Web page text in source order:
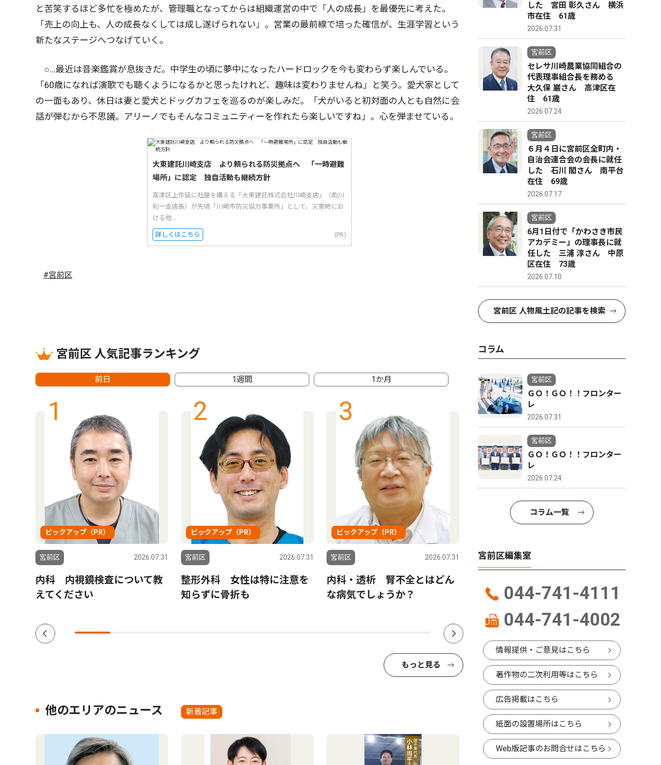
と苦笑するほど多忙を極めたが、管理職となってからは組織運営の中で「人の成長」を最優先に考えた。
「売上の向上も、人の成長なくしては成し遂げられない」。営業の最前線で培った確信が、生涯学習という
新たなステージへつなげていく。
○…最近は音楽鑑賞が息抜きだ。中学生の頃に夢中になったハードロックを今も変わらず楽しんでいる。
「60歳になれば演歌でも聴くようになるかと思ったけれど、趣味は変わりませんね」と笑う。愛犬家として
の一面もあり、休日は妻と愛犬とドッグカフェを巡るのが楽しみだ。「犬がいると初対面の人とも自然に会
話が弾むから不思議。アリーノでもそんなコミュニティーを作れたら楽しいですね」。心を弾ませている。
大東建託川崎支店 より頼られる防災拠点へ 「一時避難
場所」に認定 独自活動も継続方針
高津区上作延に社屋を構える「大東建託株式会社川崎支店」（助川
利一支店長）が先頃「川崎市防災協力事業所」として、災害時にお
ける地...
詳しくはこちら (PR)
#宮前区
宮前区 人気記事ランキング
前日 1週間 1か月
1
ピックアップ（PR）
宮前区 2026.07.31
内科 内視鏡検査について教
えてください
2
ピックアップ（PR）
宮前区 2026.07.31
整形外科 女性は特に注意を
知らずに骨折も
3
ピックアップ（PR）
宮前区 2026.07.31
内科・透析 腎不全とはどん
な病気でしょうか？
4
宮前区
にインターナショナルスクー
もっと見る
他のエリアのニュース 新着記事
した 宮田 彰久さん 横浜
市在住 61歳
2026.07.31
宮前区
セレサ川崎農業協同組合の
代表理事組合長を務める
大久保 巌さん 高津区在
住 61歳
2026.07.24
宮前区
６月４日に宮前区全町内・
自治会連合会の会長に就任
した 石川 閣さん 南平台
在住 69歳
2026.07.17
宮前区
6月1日付で「かわさき市民
アカデミー」の理事長に就
任した 三浦 淳さん 中原
区在住 73歳
2026.07.10
宮前区 人物風土記の記事を検索
コラム
宮前区
ＧＯ！ＧＯ！！フロンター
レ
2026.07.31
宮前区
ＧＯ！ＧＯ！！フロンター
レ
2026.07.24
コラム一覧
宮前区編集室
044-741-4111
044-741-4002
情報提供・ご意見はこちら
著作物の二次利用等はこちら
広告掲載はこちら
紙面の設置場所はこちら
Web版記事のお問合せはこちら